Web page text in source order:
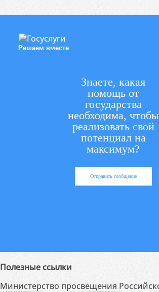
Решаем вместе
Знаете, какая
помощь от
государства
необходима, чтобы
реализовать свой
потенциал на
максимум?
Отправить сообщение
Полезные ссылки
Министерство просвещения